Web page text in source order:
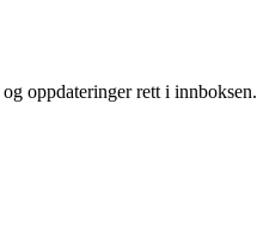
oppdateringer rett i innboksen.